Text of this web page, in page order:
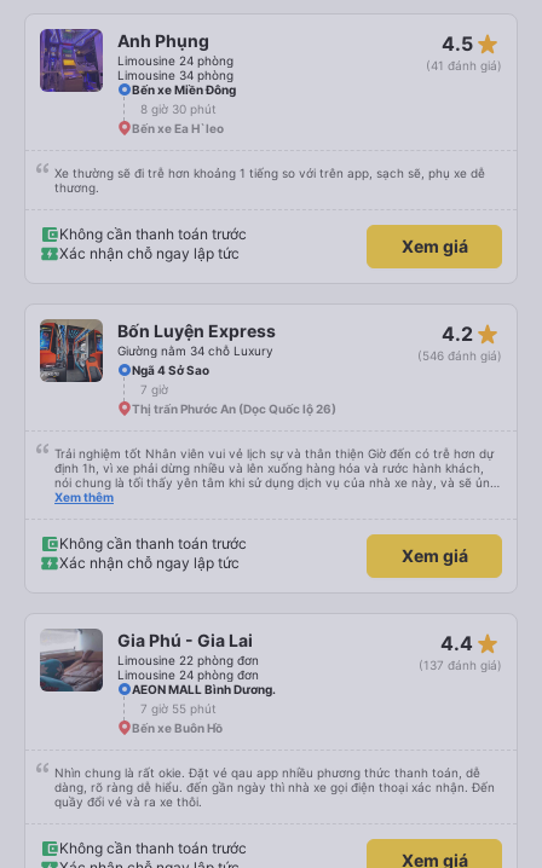
Anh Phụng
Limousine 24 phòng
Limousine 34 phòng
4.5 star_rate
(41 đánh giá)
Bến xe Miền Đông
8 giờ 30 phút
Bến xe Ea H`leo
Xe thường sẽ đi trễ hơn khoảng 1 tiếng so với trên app, sạch sẽ, phụ xe dễ
thương.
Không cần thanh toán trước
Xác nhận chỗ ngay lập tức
Xem giá
Bốn Luyện Express
Giường nằm 34 chỗ Luxury
4.2 star_rate
(546 đánh giá)
Ngã 4 Sở Sao
7 giờ
Thị trấn Phước An (Dọc Quốc lộ 26)
Trải nghiệm tốt Nhân viên vui vẻ lịch sự và thân thiện Giờ đến có trễ hơn dự
định 1h, vì xe phải dừng nhiều và lên xuống hàng hóa và rước hành khách,
nói chung là tối thấy yên tâm khi sử dụng dịch vụ của nhà xe này, và sẽ ủng
hộ và giới thiệu cho người thân sử dụng dịch vụ của nhà xe này
Xem thêm
Không cần thanh toán trước
Xác nhận chỗ ngay lập tức
Xem giá
Gia Phú - Gia Lai
Limousine 22 phòng đơn
Limousine 24 phòng đơn
4.4 star_rate
(137 đánh giá)
AEON MALL Bình Dương.
7 giờ 55 phút
Bến xe Buôn Hồ
Nhìn chung là rất okie. Đặt vé qau app nhiều phương thức thanh toán, dễ
dàng, rõ ràng dễ hiểu. đến gần ngày thì nhà xe gọi điện thoại xác nhận. Đến
quầy đổi vé và ra xe thôi.
Không cần thanh toán trước
Xem giá